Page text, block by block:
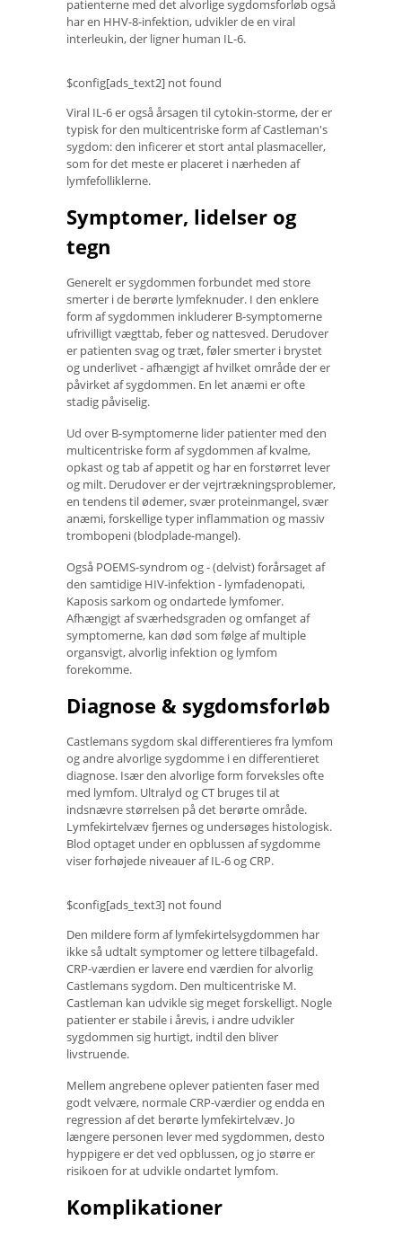
patienterne med det alvorlige sygdomsforløb også
har en HHV-8-infektion, udvikler de en viral
interleukin, der ligner human IL-6.
$config[ads_text2] not found
Viral IL-6 er også årsagen til cytokin-storme, der er
typisk for den multicentriske form af Castleman's
sygdom: den inficerer et stort antal plasmaceller,
som for det meste er placeret i nærheden af ​​
lymfefolliklerne.
Symptomer, lidelser og
tegn
Generelt er sygdommen forbundet med store
smerter i de berørte lymfeknuder. I den enklere
form af sygdommen inkluderer B-symptomerne
ufrivilligt vægttab, feber og nattesved. Derudover
er patienten svag og træt, føler smerter i brystet
og underlivet - afhængigt af hvilket område der er
påvirket af sygdommen. En let anæmi er ofte
stadig påviselig.
Ud over B-symptomerne lider patienter med den
multicentriske form af sygdommen af ​​kvalme,
opkast og tab af appetit og har en forstørret lever
og milt. Derudover er der vejrtrækningsproblemer,
en tendens til ødemer, svær proteinmangel, svær
anæmi, forskellige typer inflammation og massiv
trombopeni (blodplade-mangel).
Også POEMS-syndrom og - (delvist) forårsaget af
den samtidige HIV-infektion - lymfadenopati,
Kaposis sarkom og ondartede lymfomer.
Afhængigt af sværhedsgraden og omfanget af
symptomerne, kan død som følge af multiple
organsvigt, alvorlig infektion og lymfom
forekomme.
Diagnose & sygdomsforløb
Castlemans sygdom skal differentieres fra lymfom
og andre alvorlige sygdomme i en differentieret
diagnose. Især den alvorlige form forveksles ofte
med lymfom. Ultralyd og CT bruges til at
indsnævre størrelsen på det berørte område.
Lymfekirtelvæv fjernes og undersøges histologisk.
Blod optaget under en opblussen af ​​sygdomme
viser forhøjede niveauer af IL-6 og CRP.
$config[ads_text3] not found
Den mildere form af lymfekirtelsygdommen har
ikke så udtalt symptomer og lettere tilbagefald.
CRP-værdien er lavere end værdien for alvorlig
Castlemans sygdom. Den multicentriske M.
Castleman kan udvikle sig meget forskelligt. Nogle
patienter er stabile i årevis, i andre udvikler
sygdommen sig hurtigt, indtil den bliver
livstruende.
Mellem angrebene oplever patienten faser med
godt velvære, normale CRP-værdier og endda en
regression af det berørte lymfekirtelvæv. Jo
længere personen lever med sygdommen, desto
hyppigere er det ved opblussen, og jo større er
risikoen for at udvikle ondartet lymfom.
Komplikationer